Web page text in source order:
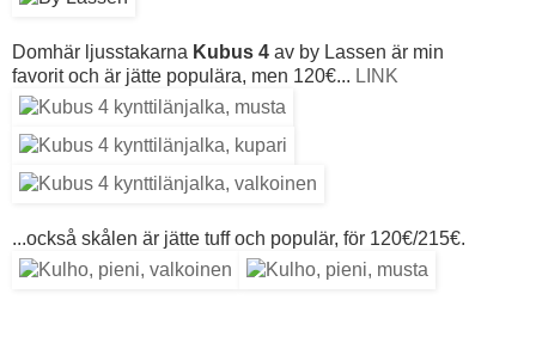
Domhär ljusstakarna Kubus 4 av by Lassen är min
favorit och är jätte populära, men 120€... LINK
...också skålen är jätte tuff och populär, för 120€/215€.